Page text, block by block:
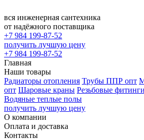
вся инженерная сантехника
от надёжного поставщика
+7 984 199-87-52
получить лучшую цену
+7 984 199-87-52
Главная
Наши товары
Радиаторы отопления Трубы ППР опт
опт Шаровые краны Резьбовые фитинги
Водяные теплые полы
получить лучшую цену
О компании
Оплата и доставка
Контакты